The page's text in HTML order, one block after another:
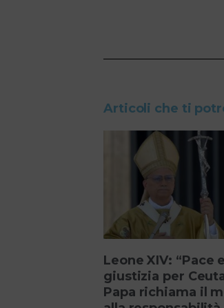
Articoli che ti
Leone XIV: “Pace e
giustizia per
Papa richiama il